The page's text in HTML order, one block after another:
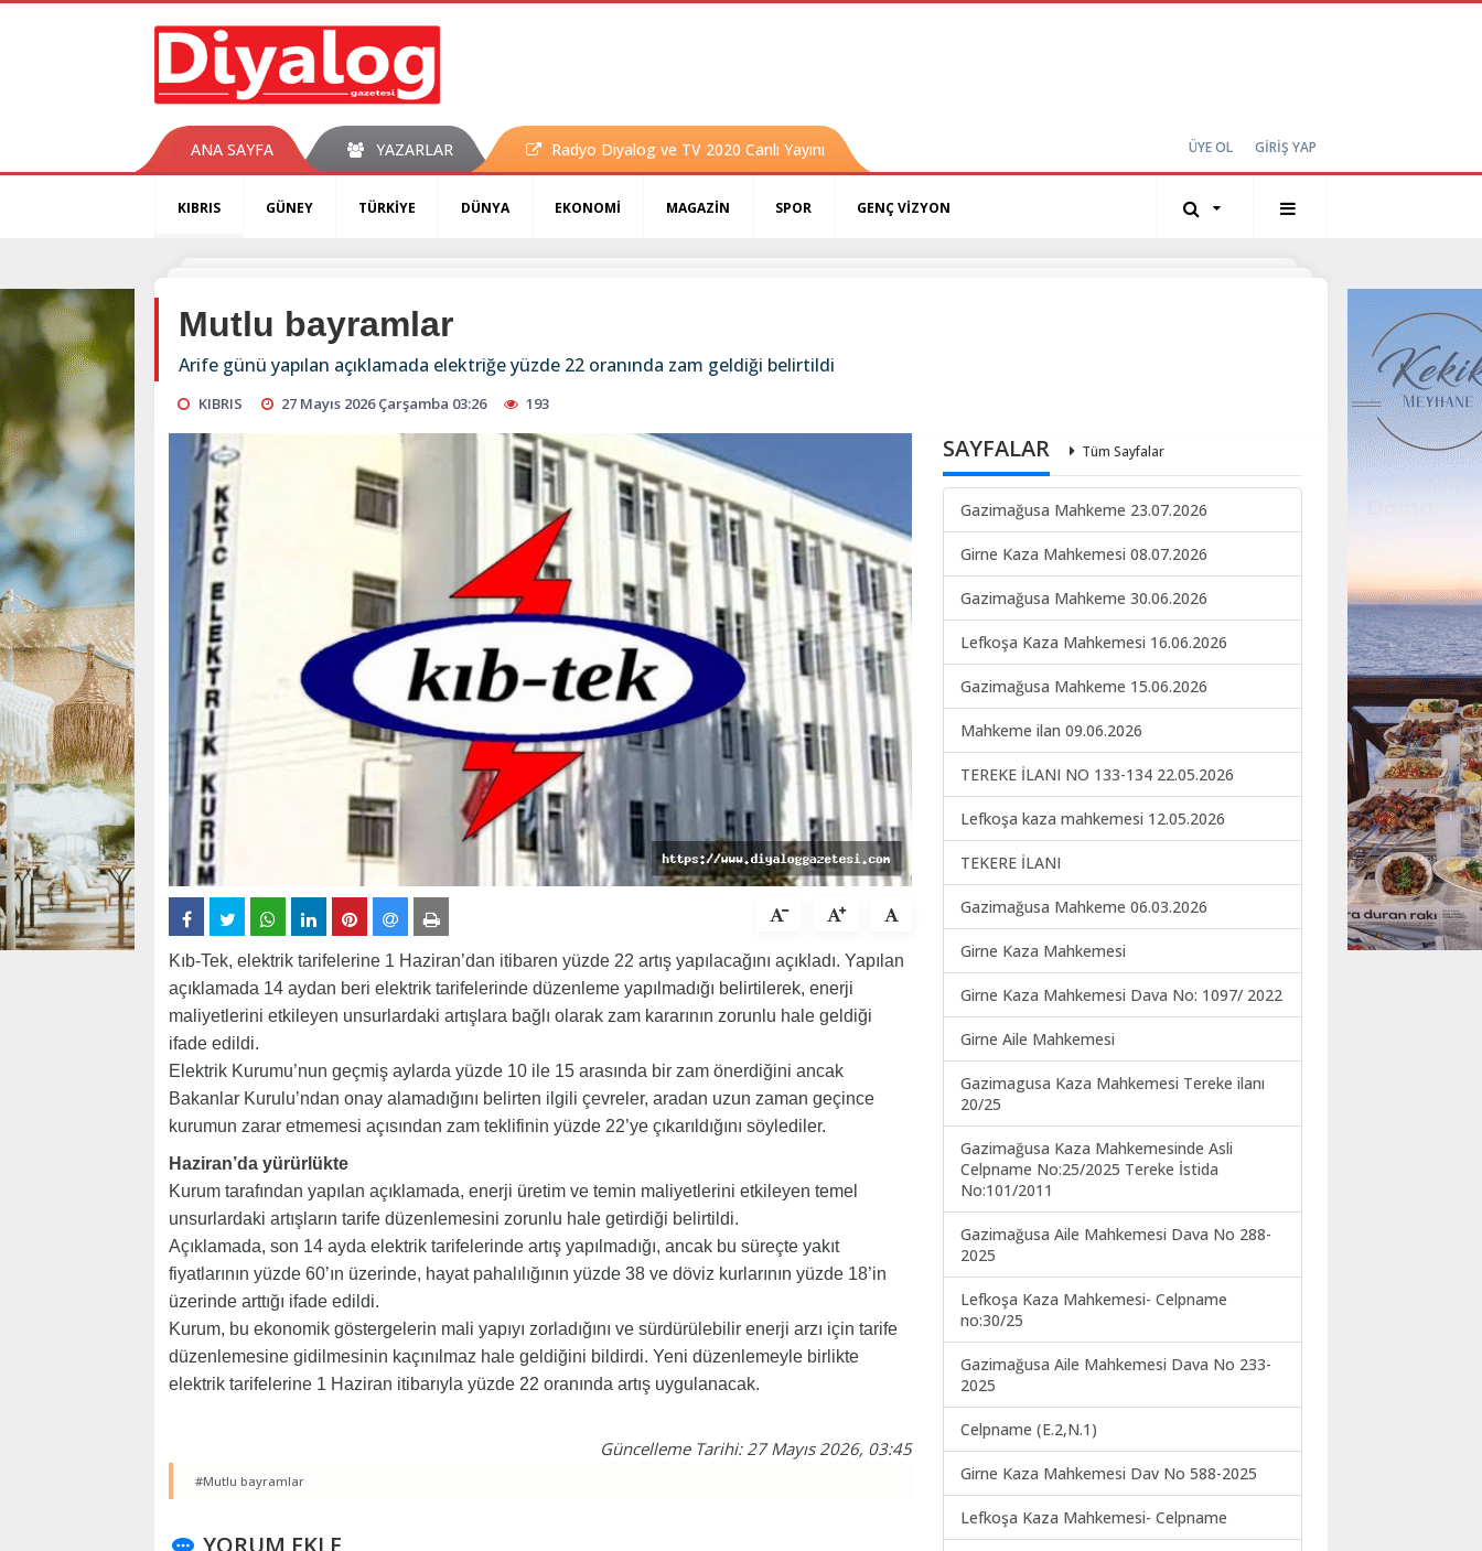
ANA SAYFA YAZARLAR Radyo Diyalog ve TV 2020 Canlı Yayını ÜYE OL GİRİŞ YAP
KIBRIS GÜNEY TÜRKİYE DÜNYA EKONOMİ MAGAZİN SPOR GENÇ VİZYON
Mutlu bayramlar
Arife günü yapılan açıklamada elektriğe yüzde 22 oranında zam geldiği belirtildi
KIBRIS 27 Mayıs 2026 Çarşamba 03:26 193
Kıb-Tek, elektrik tarifelerine 1 Haziran’dan itibaren yüzde 22 artış yapılacağını açıkladı. Yapılan
açıklamada 14 aydan beri elektrik tarifelerinde düzenleme yapılmadığı belirtilerek, enerji
maliyetlerini etkileyen unsurlardaki artışlara bağlı olarak zam kararının zorunlu hale geldiği
ifade edildi.
Elektrik Kurumu’nun geçmiş aylarda yüzde 10 ile 15 arasında bir zam önerdiğini ancak
Bakanlar Kurulu’ndan onay alamadığını belirten ilgili çevreler, aradan uzun zaman geçince
kurumun zarar etmemesi açısından zam teklifinin yüzde 22’ye çıkarıldığını söylediler.
Haziran’da yürürlükte
Kurum tarafından yapılan açıklamada, enerji üretim ve temin maliyetlerini etkileyen temel
unsurlardaki artışların tarife düzenlemesini zorunlu hale getirdiği belirtildi.
Açıklamada, son 14 ayda elektrik tarifelerinde artış yapılmadığı, ancak bu süreçte yakıt
fiyatlarının yüzde 60’ın üzerinde, hayat pahalılığının yüzde 38 ve döviz kurlarının yüzde 18’in
üzerinde arttığı ifade edildi.
Kurum, bu ekonomik göstergelerin mali yapıyı zorladığını ve sürdürülebilir enerji arzı için tarife
düzenlemesine gidilmesinin kaçınılmaz hale geldiğini bildirdi. Yeni düzenlemeyle birlikte
elektrik tarifelerine 1 Haziran itibarıyla yüzde 22 oranında artış uygulanacak.
Güncelleme Tarihi: 27 Mayıs 2026, 03:45
#Mutlu bayramlar
SAYFALAR Tüm Sayfalar
Gazimağusa Mahkeme 23.07.2026
Girne Kaza Mahkemesi 08.07.2026
Gazimağusa Mahkeme 30.06.2026
Lefkoşa Kaza Mahkemesi 16.06.2026
Gazimağusa Mahkeme 15.06.2026
Mahkeme ilan 09.06.2026
TEREKE İLANI NO 133-134 22.05.2026
Lefkoşa kaza mahkemesi 12.05.2026
TEKERE İLANI
Gazimağusa Mahkeme 06.03.2026
Girne Kaza Mahkemesi
Girne Kaza Mahkemesi Dava No: 1097/ 2022
Girne Aile Mahkemesi
Gazimagusa Kaza Mahkemesi Tereke ilanı
20/25
Gazimağusa Kaza Mahkemesinde Asli
Celpname No:25/2025 Tereke İstida
No:101/2011
Gazimağusa Aile Mahkemesi Dava No 288-
2025
Lefkoşa Kaza Mahkemesi- Celpname
no:30/25
Gazimağusa Aile Mahkemesi Dava No 233-
2025
Celpname (E.2,N.1)
Girne Kaza Mahkemesi Dav No 588-2025
Lefkoşa Kaza Mahkemesi- Celpname